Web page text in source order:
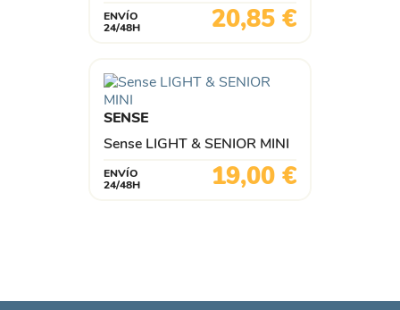
ENVÍO
24/48H
Precio
20,85 €
SENSE
Sense LIGHT & SENIOR MINI
ENVÍO
24/48H
Precio
19,00 €